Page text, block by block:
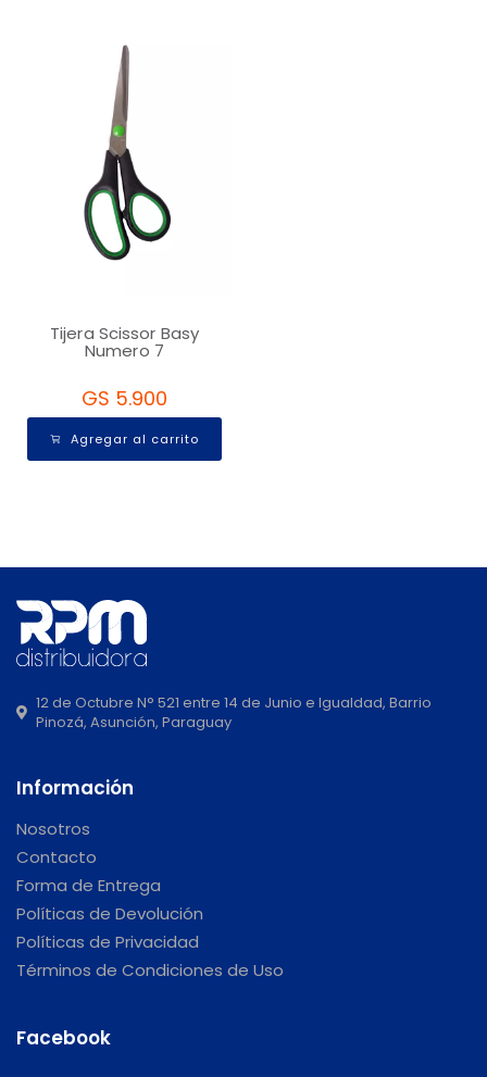
Tijera Scissor Basy
Numero 7
GS 5.900
Agregar al carrito
12 de Octubre N° 521 entre 14 de Junio e Igualdad, Barrio
Pinozá, Asunción, Paraguay
Información
Nosotros
Contacto
Forma de Entrega
Políticas de Devolución
Políticas de Privacidad
Términos de Condiciones de Uso
Facebook